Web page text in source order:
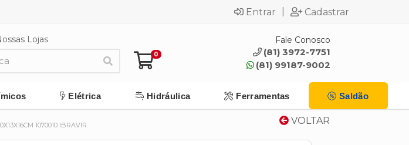
Entrar Cadastrar
Lojas
0
Fale Conosco
(81) 3972-7751
(81) 99187-9002
Elétrica Hidráulica Ferramentas Saldão
VOLTAR
1070010 IBRAVIR